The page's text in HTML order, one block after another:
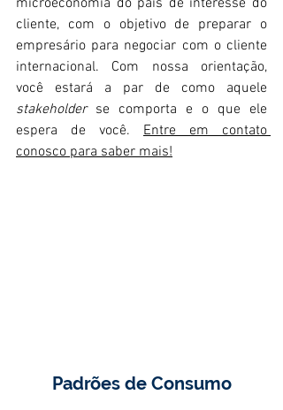
microeconomia do país de interesse do
cliente, com o objetivo de preparar o
empresário para negociar com o cliente
internacional. Com nossa orientação,
stakeholder se comporta e o que ele
espera de você. Entre em contato
conosco para saber mais!
Padrões de Consumo